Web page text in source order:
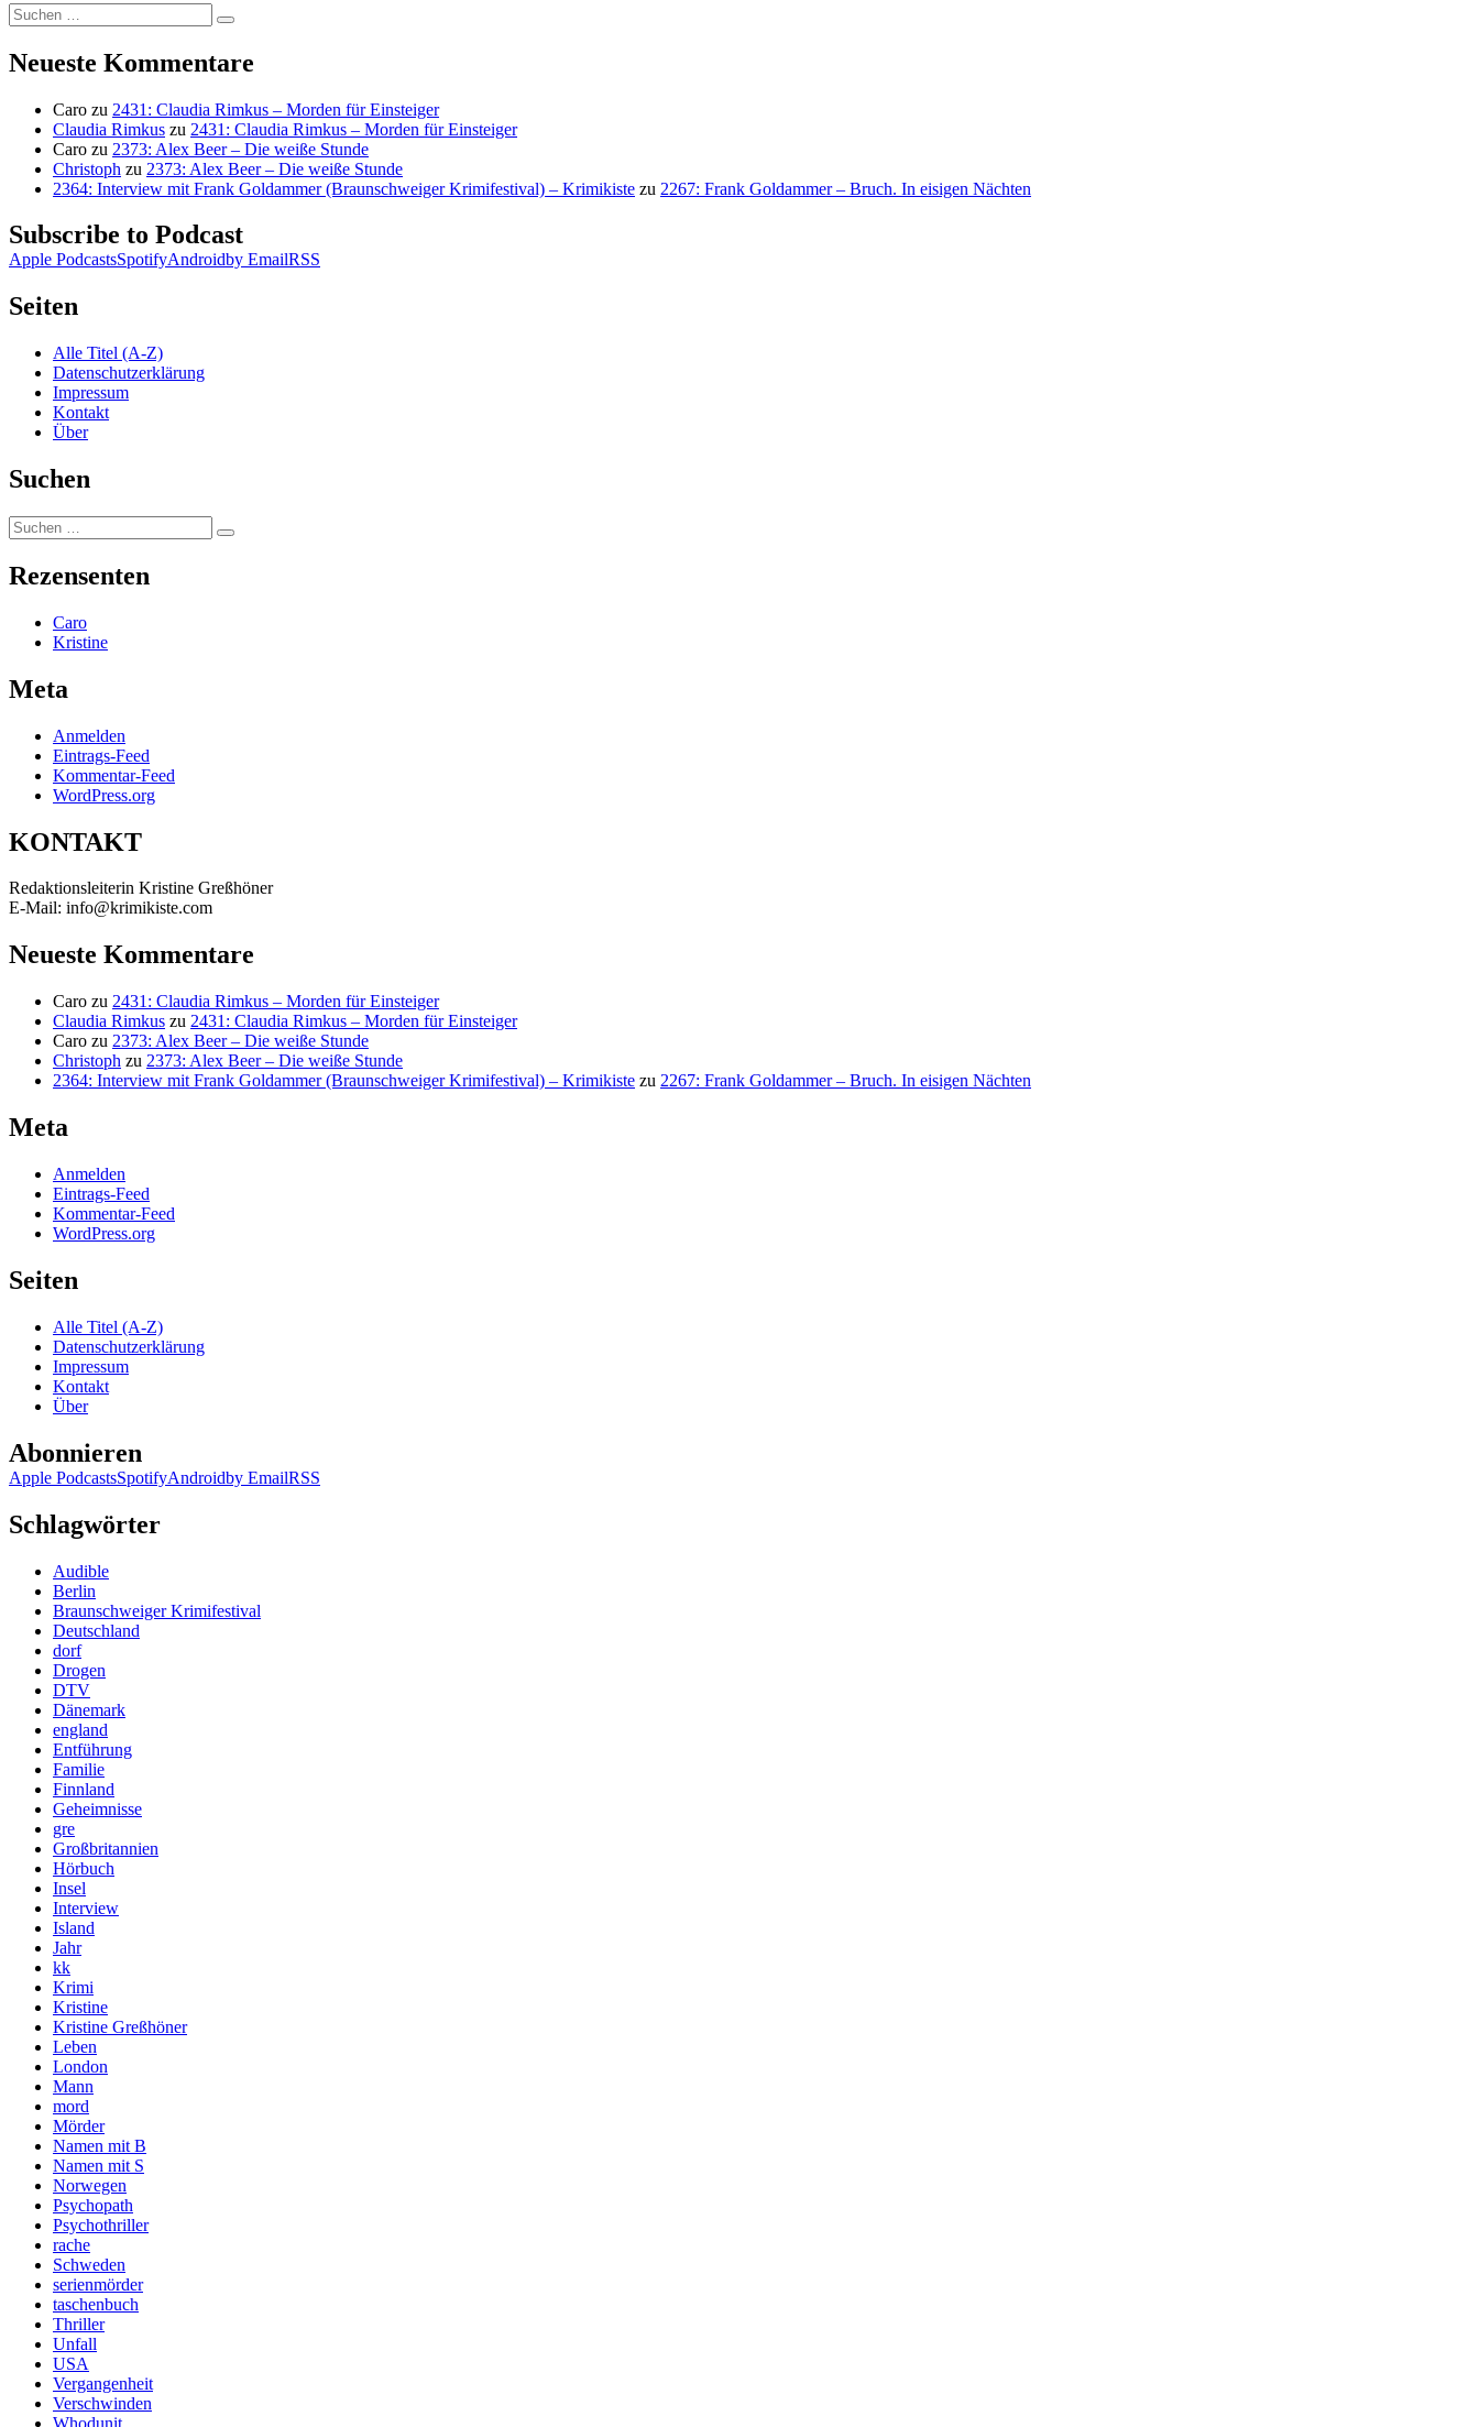
Suchen
nach:
Suchen
Neueste Kommentare
Caro zu 2431: Claudia Rimkus – Morden für Einsteiger
Claudia Rimkus zu 2431: Claudia Rimkus – Morden für Einsteiger
Caro zu 2373: Alex Beer – Die weiße Stunde
Christoph zu 2373: Alex Beer – Die weiße Stunde
2364: Interview mit Frank Goldammer (Braunschweiger Krimifestival) – Krimikiste zu 2267: Frank Goldammer – Bruch. In eisigen Nächten
Subscribe to Podcast
Apple PodcastsSpotifyAndroidby EmailRSS
Seiten
Alle Titel (A-Z)
Datenschutzerklärung
Impressum
Kontakt
Über
Suchen
Suchen
nach:
Suchen
Rezensenten
Caro
Kristine
Meta
Anmelden
Eintrags-Feed
Kommentar-Feed
WordPress.org
KONTAKT
Redaktionsleiterin Kristine Greßhöner
E-Mail: info@krimikiste.com
Neueste Kommentare
Caro zu 2431: Claudia Rimkus – Morden für Einsteiger
Claudia Rimkus zu 2431: Claudia Rimkus – Morden für Einsteiger
Caro zu 2373: Alex Beer – Die weiße Stunde
Christoph zu 2373: Alex Beer – Die weiße Stunde
2364: Interview mit Frank Goldammer (Braunschweiger Krimifestival) – Krimikiste zu 2267: Frank Goldammer – Bruch. In eisigen Nächten
Meta
Anmelden
Eintrags-Feed
Kommentar-Feed
WordPress.org
Seiten
Alle Titel (A-Z)
Datenschutzerklärung
Impressum
Kontakt
Über
Abonnieren
Apple PodcastsSpotifyAndroidby EmailRSS
Schlagwörter
Audible
Berlin
Braunschweiger Krimifestival
Deutschland
dorf
Drogen
DTV
Dänemark
england
Entführung
Familie
Finnland
Geheimnisse
gre
Großbritannien
Hörbuch
Insel
Interview
Island
Jahr
kk
Krimi
Kristine
Kristine Greßhöner
Leben
London
Mann
mord
Mörder
Namen mit B
Namen mit S
Norwegen
Psychopath
Psychothriller
rache
Schweden
serienmörder
taschenbuch
Thriller
Unfall
USA
Vergangenheit
Verschwinden
Whodunit